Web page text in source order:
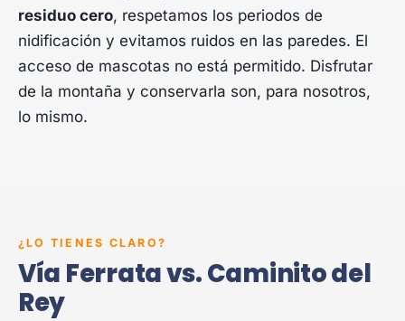
residuo cero, respetamos los periodos de
nidificación y evitamos ruidos en las paredes. El
acceso de mascotas no está permitido. Disfrutar
de la montaña y conservarla son, para nosotros,
lo mismo.
¿LO TIENES CLARO?
Vía Ferrata vs. Caminito del
Rey